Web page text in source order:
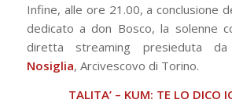
Infine, alle ore 21.00, a conclusione
dedicato a don Bosco, la solenne
diretta streaming presieduta da
Nosiglia, Arcivescovo di Torino.
TALITA’ – KUM: TE LO DICO